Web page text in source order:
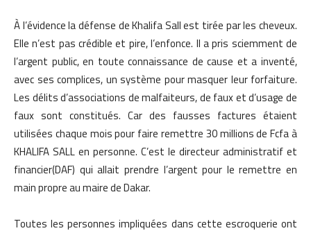
À l’évidence la défense de Khalifa Sall est tirée par les cheveux.
Elle n’est pas crédible et pire, l’enfonce. Il a pris sciemment de
l’argent public, en toute connaissance de cause et a inventé,
avec ses complices, un système pour masquer leur forfaiture.
Les délits d’associations de malfaiteurs, de faux et d’usage de
faux sont constitués. Car des fausses factures étaient
utilisées chaque mois pour faire remettre 30 millions de Fcfa à
KHALIFA SALL en personne. C’est le directeur administratif et
financier(DAF) qui allait prendre l’argent pour le remettre en
main propre au maire de Dakar.
Toutes les personnes impliquées dans cette escroquerie ont